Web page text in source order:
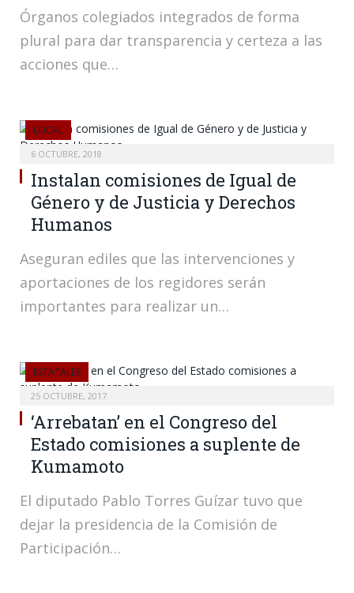
Órganos colegiados integrados de forma
plural para dar transparencia y certeza a las
acciones que…
LOCAL
6 OCTUBRE, 2018
Instalan comisiones de Igual de
Género y de Justicia y Derechos
Humanos
Aseguran ediles que las intervenciones y
aportaciones de los regidores serán
importantes para realizar un…
ESTATALES
25 OCTUBRE, 2017
‘Arrebatan’ en el Congreso del
Estado comisiones a suplente de
Kumamoto
El diputado Pablo Torres Guízar tuvo que
dejar la presidencia de la Comisión de
Participación…